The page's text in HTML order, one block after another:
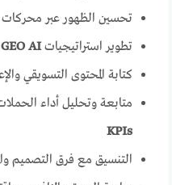
تحسين الظهور عبر
تطوير استراتيجياتGEO AI
كتابة المحتوى التسويقي
متابعة وتحليل أداء
KPIs
التنسيق مع فرق التصميم